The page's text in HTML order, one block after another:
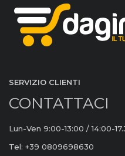
SERVIZIO CLIENTI
CONTATTACI
Lun-Ven 9:00-13:00 / 14:00-
Tel: +39 0809698630